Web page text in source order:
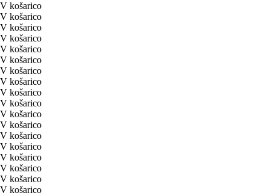
V košarico
V košarico
V košarico
V košarico
V košarico
V košarico
V košarico
V košarico
V košarico
V košarico
V košarico
V košarico
V košarico
V košarico
V košarico
V košarico
V košarico
V košarico